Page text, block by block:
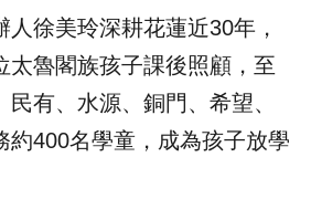
徐美玲深耕花蓮近30年，
太魯閣族孩子課後照顧，至
有、水源、銅門、希望、
約400名學童，成為孩子放學